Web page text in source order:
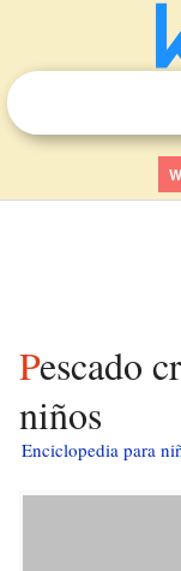
Pescado crudo polinesio para
niños
Enciclopedia para